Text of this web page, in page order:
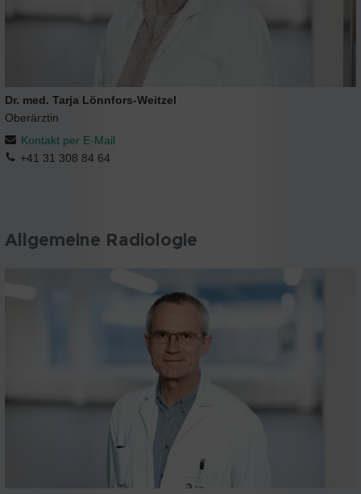
Dr. med. Tarja Lönnfors-Weitzel
Oberärztin
Kontakt per E-Mail
+41 31 308 84 64
Allgemeine Radiologie